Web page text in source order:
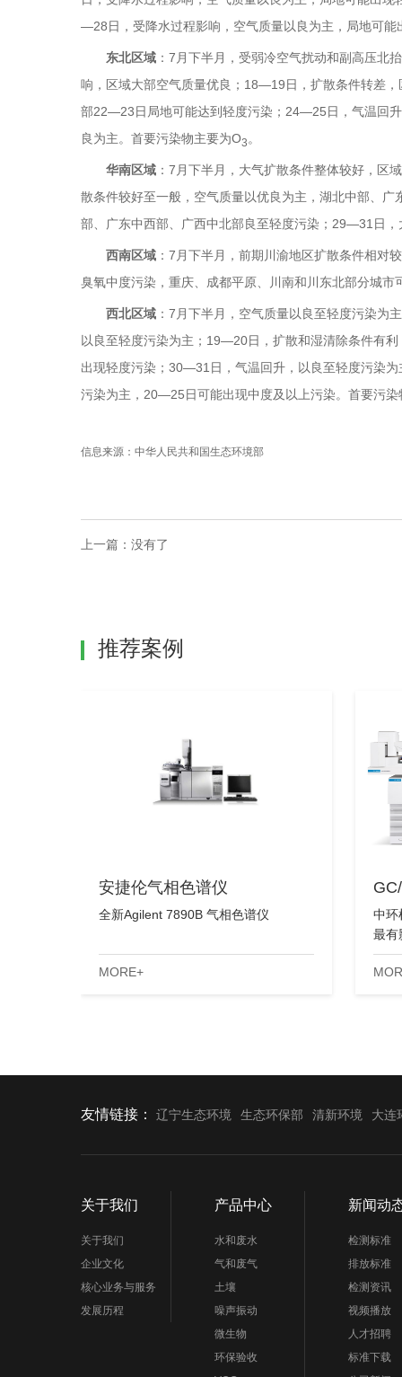
—28日，受降水过程影响，空气质量以良为主，局地可
东北区域 ：7月下半月，受弱冷空气扰动和副高压
响，区域大部空气质量优良；18—19日，扩散条件转差
部22—23日局地可能达到轻度污染；24—25日，气温回
良为主。首要污染物主要为O3 。
华南区域 ：7月下半月，大气扩散条件整体较好，
散条件较好至一般，空气质量以优良为主，湖北中部、
部、广东中西部、广西中北部良至轻度污染；29—31日
西南区域 ：7月下半月，前期川渝地区扩散条件相
臭氧中度污染，重庆、成都平原、川南和川东北部分城
西北区域 ：7月下半月，空气质量以良至轻度污染
以良至轻度污染为主；19—20日，扩散和湿清除条件有
出现轻度污染；30—31日，气温回升，以良至轻度污染
污染为主，20—25日可能出现中度及以上污染。首要污染
信息来源：中华人民共和国生态环境部
上一篇： 没有了
推荐案例
安捷伦气相色谱仪
全新Agilent 7890B 气相色谱仪
MORE+
中环
最有
的稳
友情链接： 辽宁生态环境 生态环保部 清新环境 大连
关于我们
关于我们
企业文化
核心业务与服务
发展历程
产品中心
水和废水
气和废气
土壤
噪声振动
微生物
环保验收
新闻动
检测标准
排放标准
检测资讯
视频播放
人才招聘
标准下载